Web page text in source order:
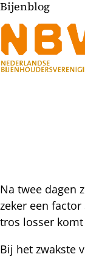
Bijenblog
Na twee dagen
zeker een
tros losser
Bij het zwakste